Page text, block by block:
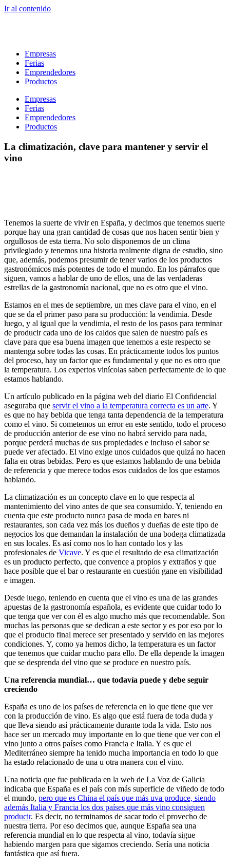
Ir al contenido
Empresas
Ferias
Emprendedores
Productos
Empresas
Ferias
Emprendedores
Productos
La climatización, clave para mantener y servir el
vino
Tenemos la suerte de vivir en España, y decimos que tenemos suerte
porque hay una gran cantidad de cosas que nos hacen sentir bien y
orgullosos de esta tierra. No solo disponemos de un clima
privilegiado y tenemos una historia realmente digna de estudio, sino
que, además, podemos presumir de tener varios de los productos
gastronómicos más potentes de todo el mundo. En los párrafos que
siguen, vamos a hablar de uno de ellos, una de las verdaderas
estrellas de la gastronomía nacional, que no es otro que el vino.
Estamos en el mes de septiembre, un mes clave para el vino, en el
que se da el primer paso para su producción: la vendimia. Desde
luego, y al igual que la vendimia, el resto de los pasos para terminar
de producir cada uno de los caldos que salen de nuestro país es
clave para que esa buena imagen que tenemos a este respecto se
mantenga sobre todas las cosas. En prácticamente todos los puntos
del proceso, hay un factor que es fundamental y que no es otro que
la temperatura. Los expertos vinícolas saben perfectamente de lo que
estamos hablando.
Un artículo publicado en la página web del diario El Confidencial
aseguraba que servir el vino a la temperatura correcta es un arte. Y
es que no hay bebida que tenga tanta dependencia de la temperatura
como el vino. Si cometemos un error en este sentido, todo el proceso
de producción anterior de ese vino no habrá servido para nada,
porque perderá muchas de sus propiedades e incluso el sabor se
puede ver afectado. El vino exige unos cuidados que quizá no hacen
falta en otras bebidas. Pero es que estamos hablando de una bebida
de referencia y que merece todos esos cuidados de los que estamos
hablando.
La climatización es un concepto clave en lo que respecta al
mantenimiento del vino antes de que sea consumido. Y, teniendo en
cuenta que este producto nunca pasa de moda en bares ni
restaurantes, son cada vez más los dueños y dueñas de este tipo de
negocios los que demandan la instalación de una bodega climatizada
en sus locales. Es así como nos lo han contado los y las
profesionales de Vicave. Y es que el resultado de esa climatización
es un producto perfecto, que convence a propios y extraños y que
hace posible que el bar o restaurante en cuestión gane en visibilidad
e imagen.
Desde luego, teniendo en cuenta que el vino es una de las grandes
apuestas de la gastronomía española, es evidente que cuidar todo lo
que tenga que ver con él es algo mucho más que recomendable. Son
muchas las personas que se dedican a este sector y es por eso por lo
que el producto final merece ser presentado y servido en las mejores
condiciones. Y, como ya hemos dicho, la temperatura es un factor
que tenemos que cuidar mucho para ello. De ella depende la imagen
que se desprenda del vino que se produce en nuestro país.
Una referencia mundial… que todavía puede y debe seguir
creciendo
España es uno de los países de referencia en lo que tiene que ver
con la producción de vino. Es algo que está fuera de toda duda y
que lleva siendo así prácticamente durante toda la vida. Esto nos
hace ser un mercado muy importante en lo que tiene que ver con el
vino junto a otros países como Francia e Italia. Y es que el
Mediterráneo siempre ha tenido mucha importancia en todo lo que
ha estado relacionado de una u otra manera con el vino.
Una noticia que fue publicada en la web de La Voz de Galicia
indicaba que España es el país con más superficie de viñedo de todo
el mundo, pero que es China el país que más uva produce, siendo
además Italia y Francia los dos países que más vino consiguen
producir. Es decir, no terminamos de sacar todo el provecho de
nuestra tierra. Por eso decimos que, aunque España sea una
referencia mundial en lo que respecta al vino, todavía sigue
habiendo margen para que sigamos creciendo. Sería una noticia
fantástica que así fuera.